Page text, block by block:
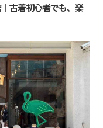
古着初心者でも、楽